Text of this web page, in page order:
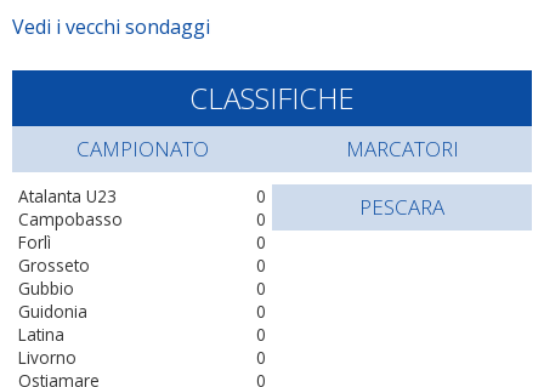
Vedi i vecchi sondaggi
CLASSIFICHE
CAMPIONATO
0
Atalanta U23
0
Campobasso
0
Forlì
0
Grosseto
0
Gubbio
0
Guidonia
0
Latina
0
Livorno
0
Ostiamare
MARCATORI
PESCARA